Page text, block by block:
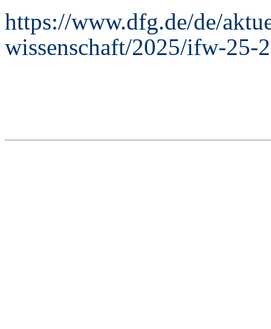
https://www.dfg.de/de/
wissenschaft/2025/ifw-25-